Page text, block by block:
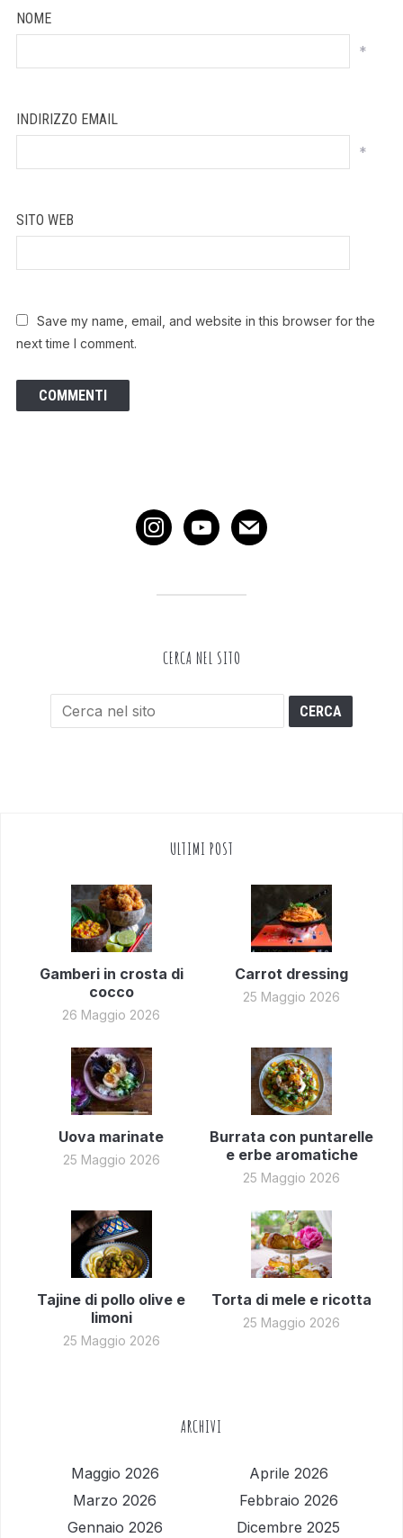
NOME
*
INDIRIZZO EMAIL
*
SITO WEB
Save my name, email, and website in this browser for the
next time I comment.
instagramyoutubemail
CERCA NEL SITO
ULTIMI POST
Gamberi in crosta di
cocco
26 Maggio 2026
Carrot dressing
25 Maggio 2026
Uova marinate
25 Maggio 2026
Burrata con puntarelle
e erbe aromatiche
25 Maggio 2026
Tajine di pollo olive e
limoni
25 Maggio 2026
Torta di mele e ricotta
25 Maggio 2026
ARCHIVI
Maggio 2026
Aprile 2026
Marzo 2026
Febbraio 2026
Gennaio 2026
Dicembre 2025